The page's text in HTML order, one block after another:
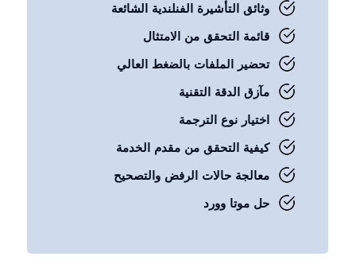
وثائق التأشيرة الفنلندية الشائعة
قائمة التحقق من الامتثال
تحضير الملفات بالضغط العالي
مآزق الدقة التقنية
اختيار نوع الترجمة
كيفية التحقق من مقدم الخدمة
معالجة حالات الرفض والتصحيح
حل موتا وورد